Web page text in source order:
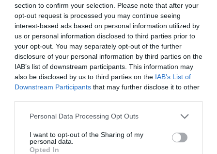
section to confirm your selection. Please note that after your
opt-out request is processed you may continue seeing
interest-based ads based on personal information utilized by
us or personal information disclosed to third parties prior to
your opt-out. You may separately opt-out of the further
disclosure of your personal information by third parties on the
IAB’s list of downstream participants. This information may
also be disclosed by us to third parties on the IAB’s List of
Downstream Participants that may further disclose it to other
Personal Data Processing Opt Outs
I want to opt-out of the Sharing of my
personal data.
Opted In
100 empleados que tiene la empresa, que
recientemente ha fichado a un director de contenido
audiovisual, Darío Manzano,
para impulsar el desarrollo
de nuevas líneas de negocio más allá de los deportes
electrónicos.
2Playbook
como fuente preferida de Google
de forma gratuita
Mantente informado con las últimas noticias de actualidad.
ACTIVAR AHORA